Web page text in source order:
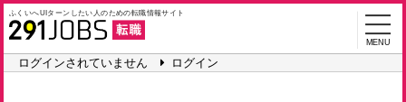
ふくいへUIターンしたい人のための転職情報サイト
ログインされていません ログイン
MENU